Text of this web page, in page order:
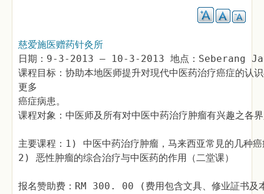
慈爱施医赠药针灸所
日期：9-3-2013 – 10-3-2013 地点：Seberang
课程目标：协助本地医师提升对現代中医药治疗癌症的认
更多
癌症病患。
课程对象：中医师及所有对中医中药治疗肿瘤有兴趣之各
主要课程：1) 中医中药治疗肿瘤，马来西亚常見的几种
2) 恶性肿瘤的综合治疗与中医药的作用（二堂课）
报名赞助费：RM 300. 00 (费用包含文具、修业証书及